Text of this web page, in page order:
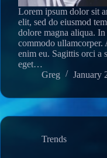
Lorem ipsum dolor sit
elit, sed do eiusmod
dolore magna aliqua.
commodo ullamcorper.
enim eu. Sagittis orci a
eget…
Greg
January
Trends